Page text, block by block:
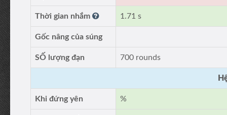
Thời gian nhắm 1.71 s
Gốc nâng của súng
SỐ lượng đạn 700 rounds
Khi đứng yên %